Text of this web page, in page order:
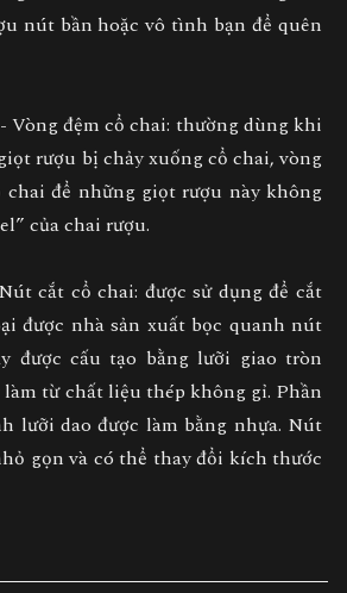
nút bần hoặc vô tình bạn để quên
Vòng đệm cổ chai: thường dùng khi
rượu bị chảy xuống cổ chai, vòng
chai để những giọt rượu này không
của chai rượu.
cắt cổ chai: được sử dụng để cắt
được nhà sản xuất bọc quanh nút
được cấu tạo bằng lưỡi giao tròn
từ chất liệu thép không gỉ. Phần
lưỡi dao được làm bằng nhựa. Nút
gọn và có thể thay đổi kích thước